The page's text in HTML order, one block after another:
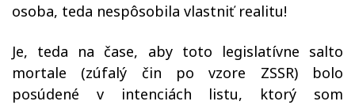
osoba, teda nespôsobila vlastniť realitu!
Je, teda na čase, aby toto legislatívne salto
mortale (zúfalý čin po vzore ZSSR)bolo
posúdené v intenciách listu, ktorý som